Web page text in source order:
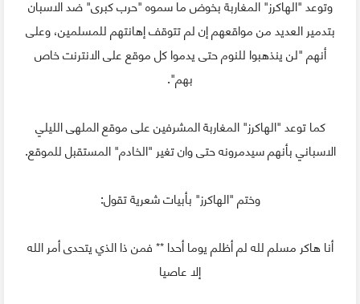
وتوعد "الهاكرز" المغاربة بخوض ما سموه "حرب كبرى" ضد الاسبان
بتدمير العديد من مواقعهم إن لم تتوقف إهانتهم للمسلمين، وعلى
أنهم "لن ينذهبوا للنوم حتى يدموا كل موقع على الانترنت خاص
بهم".
كما توعد "الهاكرز" المغاربة المشرفين على موقع الملهى الليلي
الاسباني بأنهم سيدمرونه حتى وان تغير "الخادم" المستقبل للموقع.
وختم "الهاكرز" بأبيات شعرية تقول:
أنا هاكر مسلم لله لم أظلم يوما أحدا ** فمن ذا الذي يتحدى أمر الله
إلا عاصيا